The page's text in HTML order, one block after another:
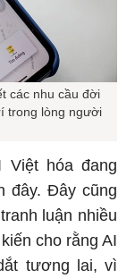
các nhu cầu đời
trong lòng người
Việt hóa đang
đây. Đây cũng
luận nhiều
cho rằng AI
tương lai, vì